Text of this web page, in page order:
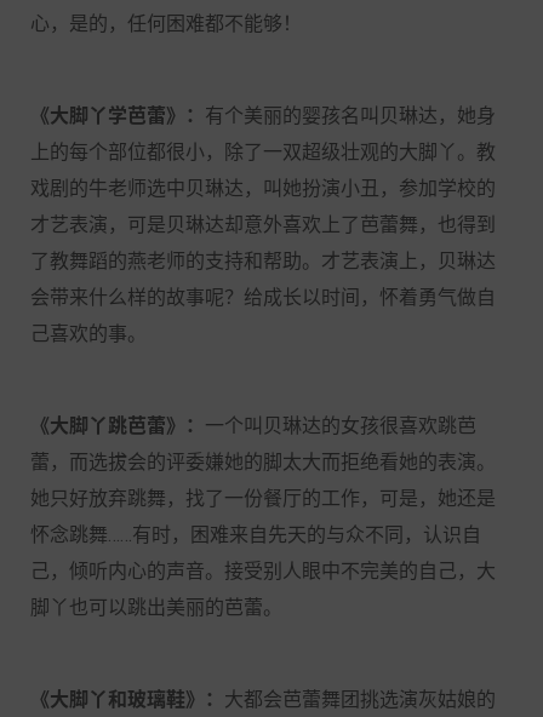
心，是的，任何困难都不能够！
《大脚丫学芭蕾》： 有个美丽的婴孩名叫贝琳达，她身
上的每个部位都很小，除了一双超级壮观的大脚丫。教
戏剧的牛老师选中贝琳达，叫她扮演小丑，参加学校的
才艺表演，可是贝琳达却意外喜欢上了芭蕾舞，也得到
了教舞蹈的燕老师的支持和帮助。才艺表演上，贝琳达
会带来什么样的故事呢？给成长以时间，怀着勇气做自
己喜欢的事。
《大脚丫跳芭蕾》： 一个叫贝琳达的女孩很喜欢跳芭
蕾，而选拔会的评委嫌她的脚太大而拒绝看她的表演。
她只好放弃跳舞，找了一份餐厅的工作，可是，她还是
怀念跳舞……有时，困难来自先天的与众不同，认识自
己，倾听内心的声音。接受别人眼中不完美的自己，大
脚丫也可以跳出美丽的芭蕾。
《大脚丫和玻璃鞋》： 大都会芭蕾舞团挑选演灰姑娘的